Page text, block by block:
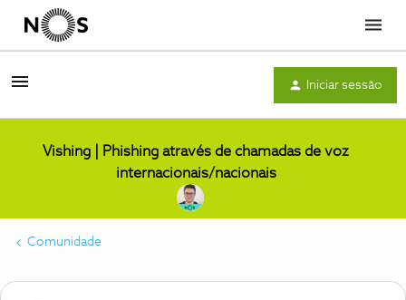
Menu
Iniciar sessão
Vishing | Phishing através de chamadas de voz
internacionais/nacionais
Comunidade